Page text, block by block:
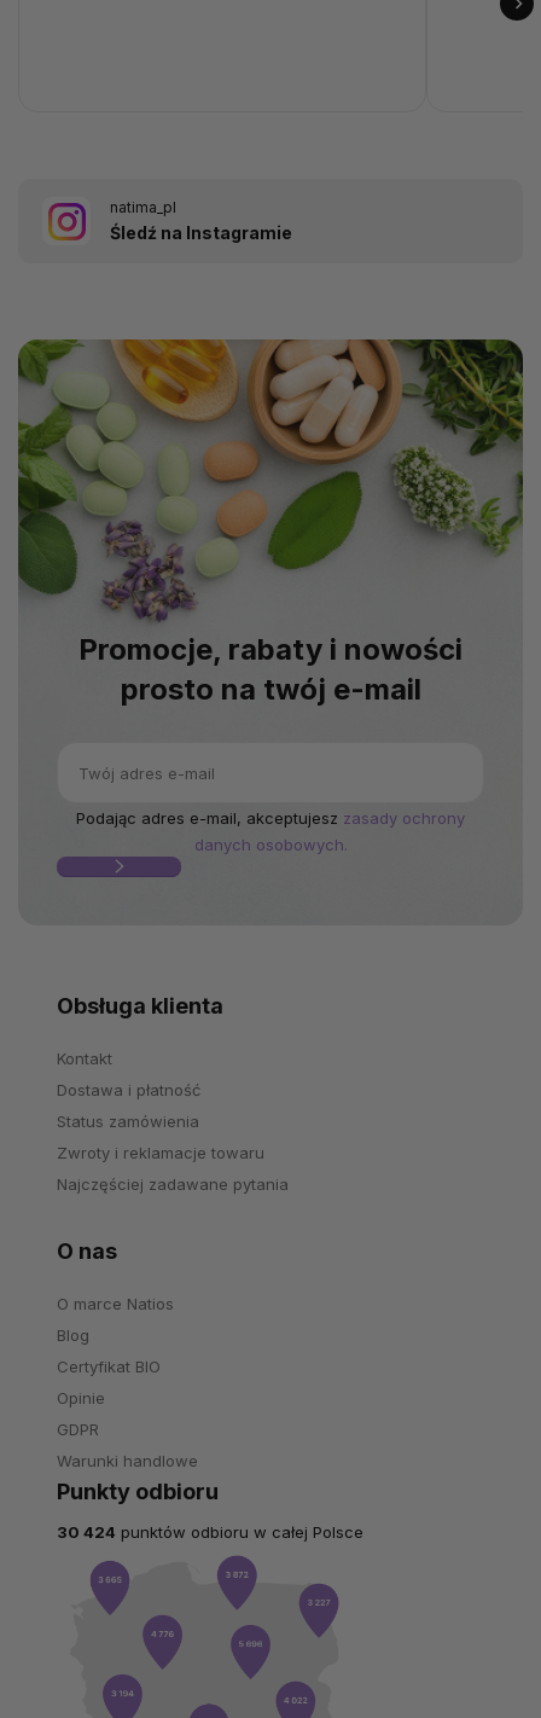
natima_pl
Śledź na Instagramie
Promocje, rabaty i nowości
prosto na twój e-mail
Podając adres e-mail, akceptujesz zasady ochrony
danych osobowych.
Obsługa klienta
Kontakt
Dostawa i płatność
Status zamówienia
Zwroty i reklamacje towaru
Najczęściej zadawane pytania
O nas
O marce Natios
Blog
Certyfikat BIO
Opinie
GDPR
Warunki handlowe
Punkty odbioru
30 424 punktów odbioru w całej Polsce